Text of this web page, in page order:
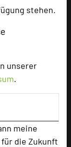
stehen.
unserer
.
meine
die Zukunft
85